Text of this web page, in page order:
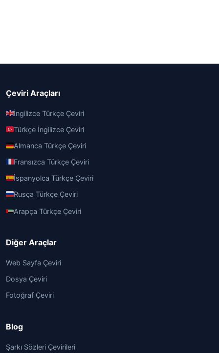
Çeviri Araçları
İngilizce Türkçe Çeviri
Türkçe İngilizce Çeviri
Almanca Türkçe Çeviri
Fransızca Türkçe Çeviri
İspanyolca Türkçe Çeviri
Rusça Türkçe Çeviri
Arapça Türkçe Çeviri
Diğer Araçlar
Web Sayfa Çeviri
Dosya Çeviri
Fotoğraf Çeviri
Blog
Şarkı Sözleri Çevirileri